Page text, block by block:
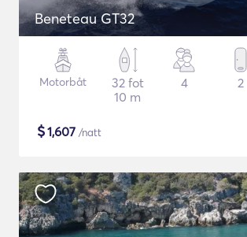
Beneteau GT32
Motorbåt
32 fot
10 m
4 2
$1,607 /natt